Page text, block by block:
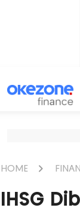
HOME
IHSG